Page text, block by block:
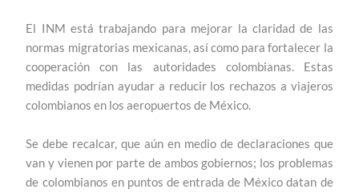
El INM está trabajando para mejorar la claridad de las
normas migratorias mexicanas, así como para fortalecer la
cooperación con las autoridades colombianas. Estas
medidas podrían ayudar a reducir los rechazos a viajeros
colombianos en los aeropuertos de México.
Se debe recalcar, que aún en medio de declaraciones que
van y vienen por parte de ambos gobiernos; los problemas
de colombianos en puntos de entrada de México datan de